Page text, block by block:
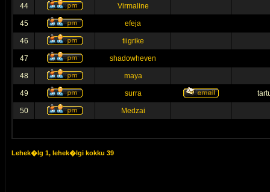
44 Virmaline
45 efeja
46 tiigrike
47 shadowheven
48 maya
49 surra
50 Medzai
Lehek�lg 1, lehek�lgi kokku 39